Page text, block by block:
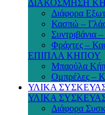
ΔΙΑΚΟΣΜΗΣΗ
Διάφορα
Κασπώ –
Συντριβάνια
Φράχτες –
ΕΠΙΠΛΑ ΚΗΠΟΥ
Μπαούλα
Ομπρέλες –
ΥΛΙΚΑ
ΥΛΙΚΑ
Διάφορα